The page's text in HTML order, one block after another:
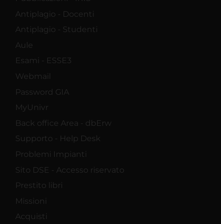
Antiplagio - Docenti
Antiplagio - Studenti
Aule
Esami - ESSE3
Webmail
Password GIA
MyUnivr
Back office Area - dbErw
Supporto - Help Desk
Problemi Impianti
Sito DSE - Accesso riservato
Prestito libri
Missioni
Acquisti